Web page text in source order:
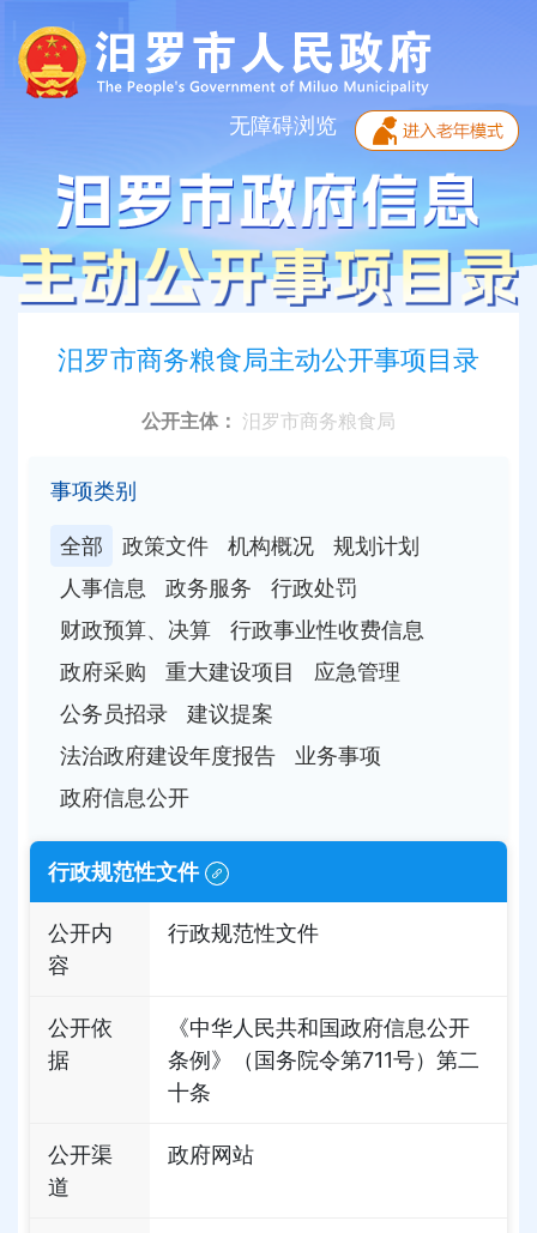
无障碍浏览
汨罗市商务粮食局主动公开事项目录
公开主体： 汨罗市商务粮食局
事项类别
全部 政策文件 机构概况
规划计划
人事信息
政务服务
行政处罚
财政预算、决算
行政事业性收费信息
政府采购
重大建设项目
应急管理
公务员招录
建议提案
法治政府建设年度报告
业务事项
政府信息公开
行政规范性文件
公开内
容
行政规范性文件
公开依
据
《中华人民共和国政府信息公开
条例》（国务院令第711号）第二
十条
公开渠
道
政府网站